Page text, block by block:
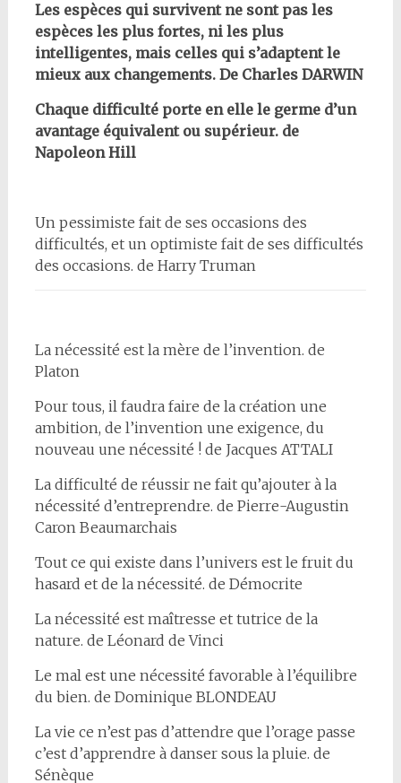
Les espèces qui survivent ne sont pas les
espèces les plus fortes, ni les plus
intelligentes, mais celles qui s’adaptent le
mieux aux changements. De Charles DARWIN
Chaque difficulté porte en elle le germe d’un
avantage équivalent ou supérieur. de
Napoleon Hill
Un pessimiste fait de ses occasions des
difficultés, et un optimiste fait de ses difficultés
des occasions. de Harry Truman
La nécessité est la mère de l’invention. de
Platon
Pour tous, il faudra faire de la création une
ambition, de l’invention une exigence, du
nouveau une nécessité ! de Jacques ATTALI
La difficulté de réussir ne fait qu’ajouter à la
nécessité d’entreprendre. de Pierre-Augustin
Caron Beaumarchais
Tout ce qui existe dans l’univers est le fruit du
hasard et de la nécessité. de Démocrite
La nécessité est maîtresse et tutrice de la
nature. de Léonard de Vinci
Le mal est une nécessité favorable à l’équilibre
du bien. de Dominique BLONDEAU
La vie ce n’est pas d’attendre que l’orage passe
c’est d’apprendre à danser sous la pluie. de
Sénèque